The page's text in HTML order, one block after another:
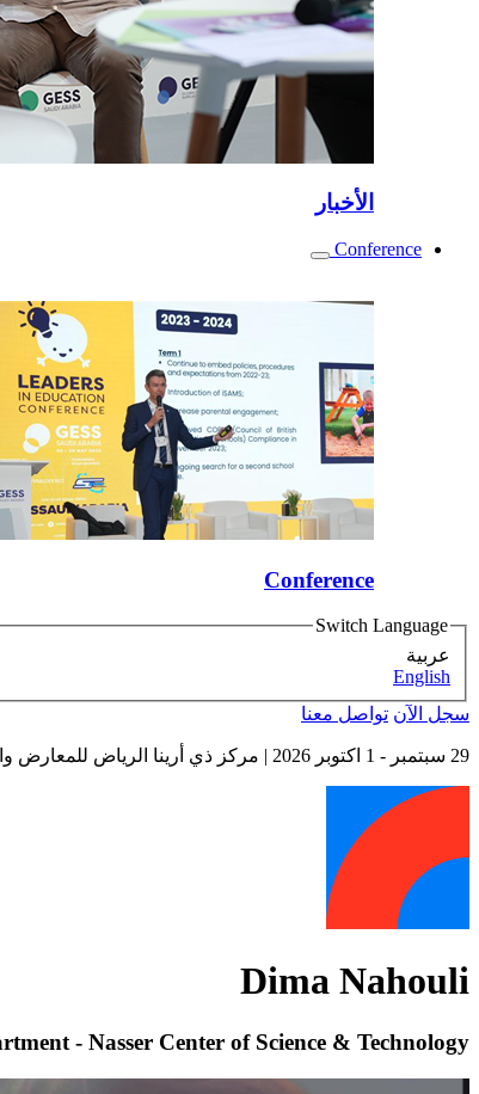
الأخبار
Conference
Toggle
Conference
Switch Language
عربية
English
سجل الآن تواصل معنا
29 سبتمبر - 1 اكتوبر 2026 | مركز ذي أرينا الرياض للمعارض
Dima Nahouli
- Nasser Center of Science & Technology